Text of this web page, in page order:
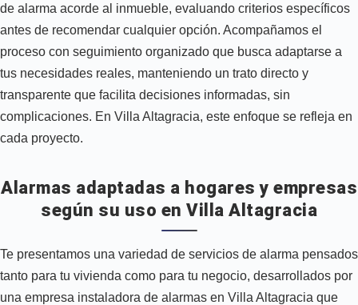
de alarma acorde al inmueble, evaluando criterios específicos
antes de recomendar cualquier opción. Acompañamos el
proceso con seguimiento organizado que busca adaptarse a
tus necesidades reales, manteniendo un trato directo y
transparente que facilita decisiones informadas, sin
complicaciones. En Villa Altagracia, este enfoque se refleja en
cada proyecto.
Alarmas adaptadas a hogares y empresas
según su uso en Villa Altagracia
Te presentamos una variedad de servicios de alarma pensados
tanto para tu vivienda como para tu negocio, desarrollados por
una empresa instaladora de alarmas en Villa Altagracia que